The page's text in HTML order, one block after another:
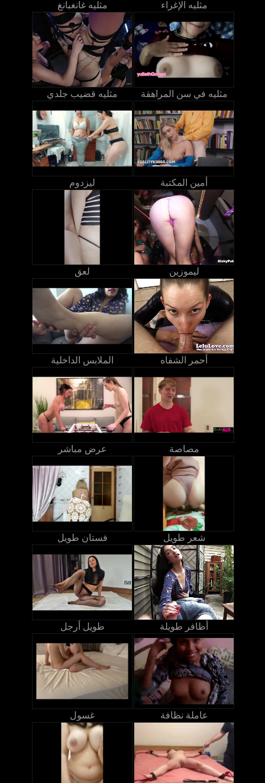
مثليه غانغبانغ مثليه الإغراء
مثليه قضيب جلدي مثليه في سن المراهقة
ليزدوم أمين المكتبة
لعق ليموزين
الملابس الداخلية أحمر الشفاه
عرض مباشر مصاصة
فستان طويل شعر طويل
طويل أرجل أظافر طويلة
غسول عاملة نظافة